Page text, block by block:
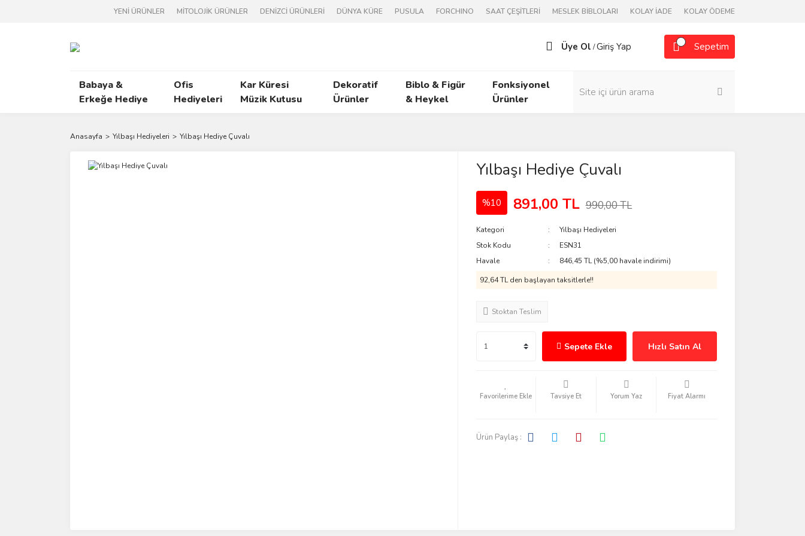
YENİ ÜRÜNLER MİTOLOJİK ÜRÜNLER DENİZCİ ÜRÜNLERİ DÜNYA KÜRE PUSULA FORCHINO SAAT ÇEŞİTLERİ MESLEK BİBLOLARI KOLAY İADE KOLAY ÖDEME
Üye Ol /Giriş Yap Sepetim
Babaya &
Erkeğe Hediye
Ofis
Hediyeleri
Kar Küresi
Müzik Kutusu
Dekoratif
Ürünler
Biblo & Figür
& Heykel
Fonksiyonel
Ürünler
Anasayfa Yılbaşı Hediyeleri Yılbaşı Hediye Çuvalı
Yılbaşı Hediye Çuvalı
%10 891,00 TL 990,00 TL
Kategori
Yılbaşı Hediyeleri
Stok Kodu
ESN31
Havale
846,45 TL (%5,00 havale indirimi)
92,64 TL den başlayan taksitlerle!!
Stoktan Teslim
Sepete Ekle Hızlı Satın Al
Tavsiye Et Yorum Yaz Fiyat Alarmı
Ürün Paylaş :